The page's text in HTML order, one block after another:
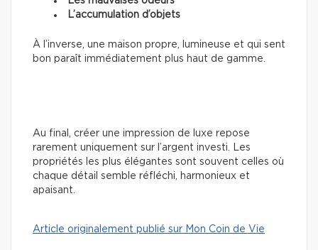
L’accumulation d’objets
À l’inverse, une maison propre, lumineuse et qui sent
bon paraît immédiatement plus haut de gamme.
Au final, créer une impression de luxe repose
rarement uniquement sur l’argent investi. Les
propriétés les plus élégantes sont souvent celles où
chaque détail semble réfléchi, harmonieux et
apaisant.
Article originalement publié sur Mon Coin de Vie